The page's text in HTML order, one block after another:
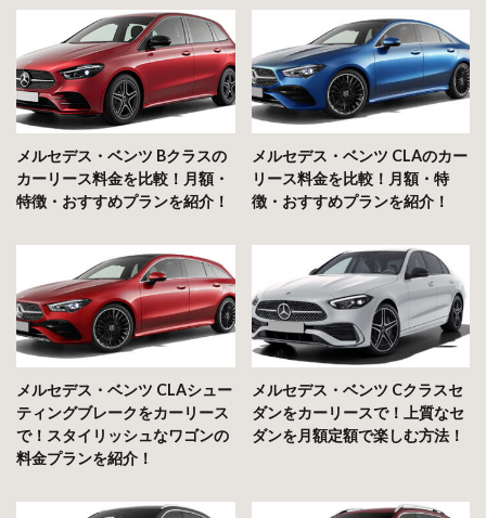
メルセデス・ベンツ Bクラスの
カーリース料金を比較！月額・
特徴・おすすめプランを紹介！
メルセデス・ベンツ CLAのカー
リース料金を比較！月額・特
徴・おすすめプランを紹介！
メルセデス・ベンツ CLAシュー
ティングブレークをカーリース
で！スタイリッシュなワゴンの
料金プランを紹介！
メルセデス・ベンツ Cクラスセ
ダンをカーリースで！上質なセ
ダンを月額定額で楽しむ方法！